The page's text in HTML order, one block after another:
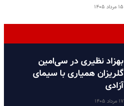
۱۵ مرداد ۱۴۰۵
بهزاد نظیری در سی‌امین
گلریزان همیاری با سیمای
آزادی
۱۷ مرداد ۱۴۰۵